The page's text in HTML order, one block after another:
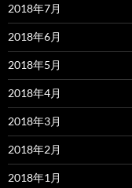
2018年7月
2018年6月
2018年5月
2018年4月
2018年3月
2018年2月
2018年1月